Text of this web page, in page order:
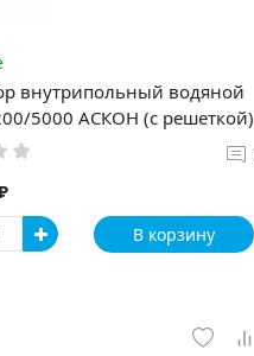
внутрипольный водяной
5000 АСКОН (с решеткой)
В корзину